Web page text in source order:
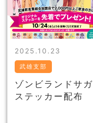
2025.10.23
武雄支部
ゾンビランドサガ
ステッカー配布